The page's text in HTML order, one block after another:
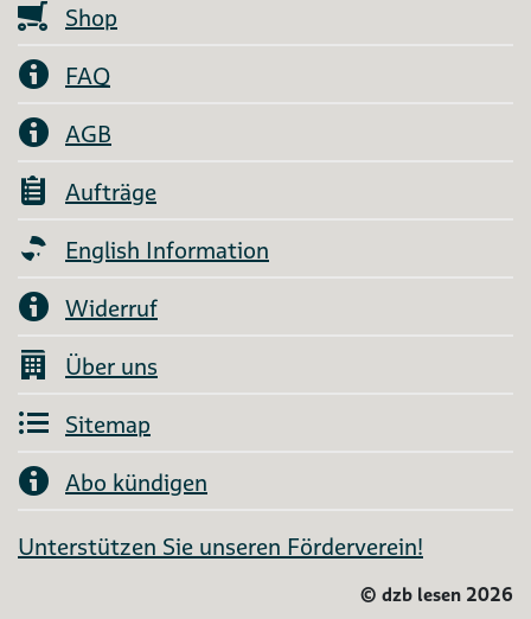
Shop
FAQ
AGB
Aufträge
English Information
Widerruf
Über uns
Sitemap
Abo kündigen
Unterstützen Sie unseren Förderverein!
© dzb lesen 2026